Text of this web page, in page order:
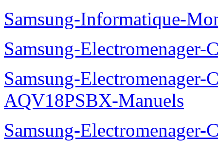
Samsung-Informatique-
Samsung-
Samsung-Electromenager-
AQV18PSBX-Manuels
Samsung-Electromenager-